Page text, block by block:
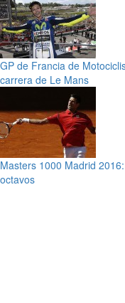
GP de Francia de
carrera de Le Mans
Masters 1000 Madrid
octavos